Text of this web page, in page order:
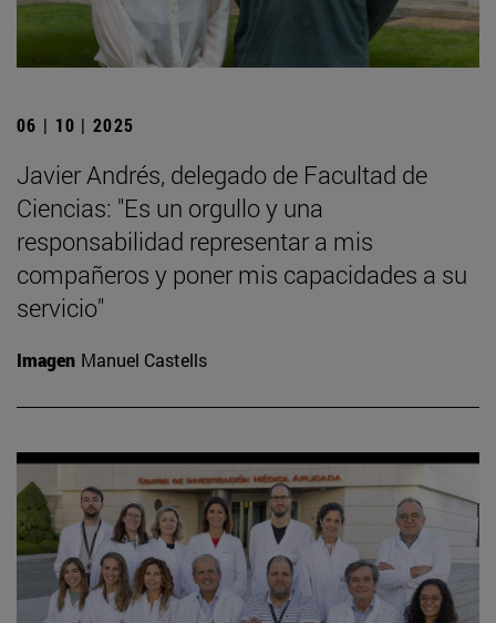
06 | 10 | 2025
Javier Andrés, delegado de Facultad de
Ciencias: "Es un orgullo y una
responsabilidad representar a mis
compañeros y poner mis capacidades a su
servicio"
Imagen Manuel Castells